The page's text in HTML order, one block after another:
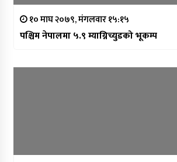
१० माघ २०७९, मंगलवार १५:१५
पश्चिम नेपालमा ५.९ म्याग्निच्युडको भूकम्प